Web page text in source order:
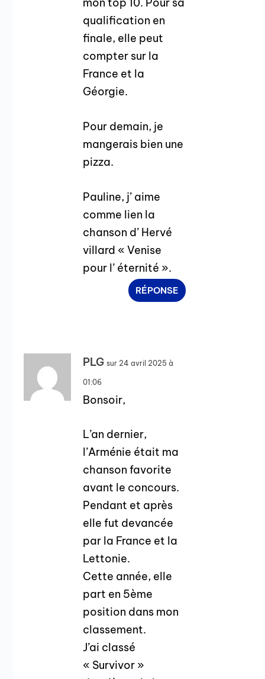
qualification en
finale, elle peut
compter sur la
France et la
Géorgie.
Pour demain, je
mangerais bien une
pizza.
Pauline, j’ aime
comme lien la
chanson d’ Hervé
villard « Venise
pour l’ éternité ».
RÉPONSE
PLG sur 24 avril 2025 à
01:06
Bonsoir,
L’an dernier,
l’Arménie était ma
chanson favorite
avant le concours.
Pendant et après
elle fut devancée
par la France et la
Lettonie.
Cette année, elle
part en 5ème
position dans mon
classement.
J’ai classé
« Survivor »